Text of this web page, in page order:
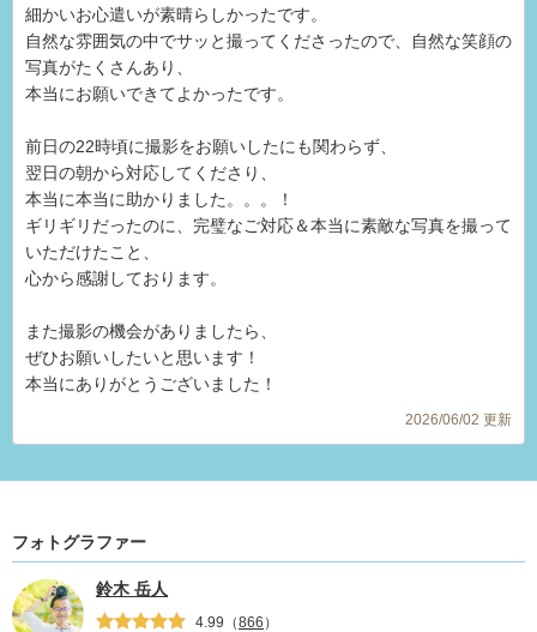
細かいお心遣いが素晴らしかったです。
自然な雰囲気の中でサッと撮ってくださったので、自然な笑顔の
写真がたくさんあり、
本当にお願いできてよかったです。
前日の22時頃に撮影をお願いしたにも関わらず、
翌日の朝から対応してくださり、
本当に本当に助かりました。。。！
ギリギリだったのに、完璧なご対応＆本当に素敵な写真を撮って
いただけたこと、
心から感謝しております。
また撮影の機会がありましたら、
ぜひお願いしたいと思います！
本当にありがとうございました！
2026/06/02 更新
フォトグラファー
鈴木 岳人
4.99 （866 ）